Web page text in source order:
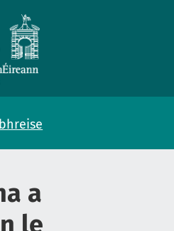
a
le